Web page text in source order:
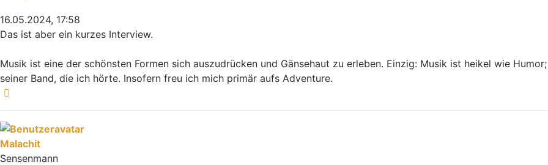
16.05.2024, 17:58
Das ist aber ein kurzes Interview.
Musik ist eine der schönsten Formen sich auszudrücken und Gänsehaut zu erleben. Einzig: Musik ist heikel wie
seiner Band, die ich hörte. Insofern freu ich mich primär aufs Adventure.
Malachit
Sensenmann